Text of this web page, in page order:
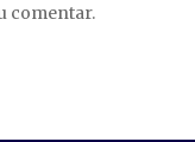
comentar.